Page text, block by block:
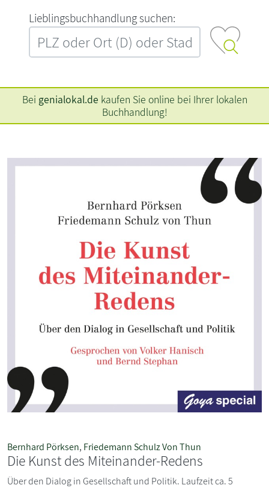
L‍i‍e‍b‍l‍i‍n‍g‍s‍b‍u‍c‍h‍h‍a‍n‍d‍l‍u‍n‍g‍ ‍s‍u‍c‍h‍e‍n‍:‍
Bei genialokal.de kaufen Sie online bei Ihrer lokalen
Buchhandlung!
Bernhard Pörksen, Friedemann Schulz Von Thun
Die Kunst des Miteinander-Redens
Über den Dialog in Gesellschaft und Politik. Laufzeit ca. 5